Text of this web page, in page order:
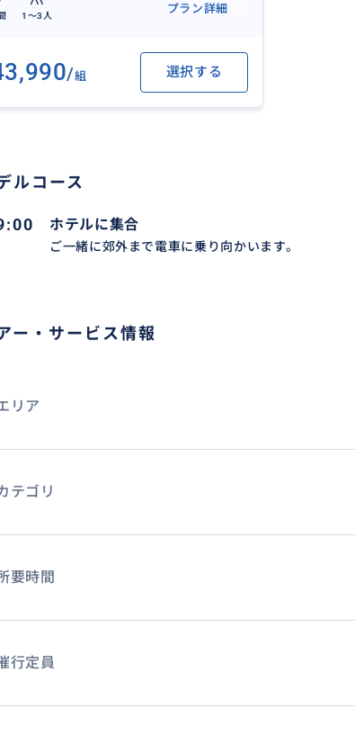
の情報をお申込みの際に具体的に教えてください。
用人数：
集合ホテル）~17h(ホテル到着）or
の他注意事項】
間短縮をご希望の場合は、ご質問ください。
ち合わせ（ホテル、現地に集合）の際、朝9h前の集
リーヌ バレンシアガ レペト サンロ
1〜3人
プラン詳細
/組 選択する
ルコース
ホテルに集合
ご一緒に郊外まで電車に乗り向かいます。
ー・サービス情報
リア
テゴリ
要時間
行定員